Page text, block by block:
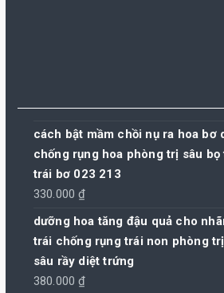
cách bật mầm chồi nụ ra hoa bơ
chống rụng hoa phòng trị sâu bọ
trái bơ 023 213
330.000₫
dưỡng hoa tăng đậu quả cho
trái chống rụng trái non phòng
sâu rầy diệt trứng
380.000₫